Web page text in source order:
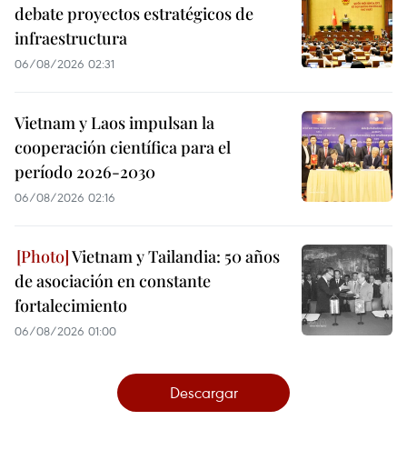
debate proyectos estratégicos de
infraestructura
06/08/2026 02:31
Vietnam y Laos impulsan la
cooperación científica para el
período 2026-2030
06/08/2026 02:16
Vietnam y Tailandia: 50 años
de asociación en constante
fortalecimiento
06/08/2026 01:00
Descargar